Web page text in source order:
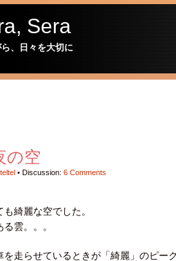
Sera
、日々を大切に
の空
teltel • Discussion: 6 Comments
綺麗な空でした。
雲。。。
を走らせているときが「綺麗」のピー